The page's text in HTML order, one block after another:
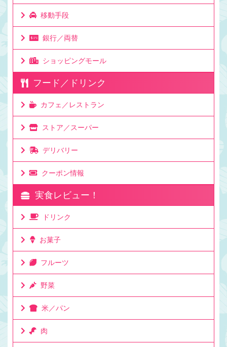
移動手段
銀行／両替
ショッピングモール
フード／ドリンク
カフェ／レストラン
ストア／スーパー
デリバリー
クーポン情報
実食レビュー！
ドリンク
お菓子
フルーツ
野菜
米／パン
肉